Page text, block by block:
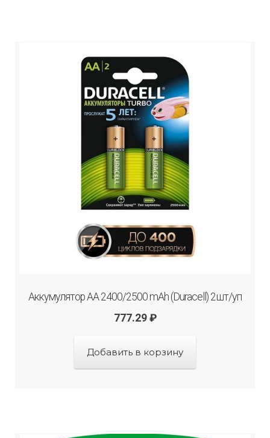
Аккумулятор АА 2400/2500 mAh (Duraсell) 2шт/уп
777.29 ₽
Добавить в корзину